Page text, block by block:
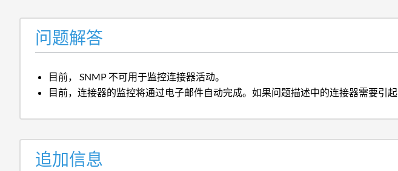
问题解答
目前， SNMP 不可用于监控连接器活动。
目前，连接器的监控将通过电子邮件自动完成。如果问题描述中的连接器需要引
追加信息